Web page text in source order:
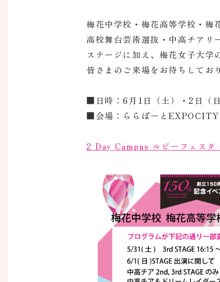
梅花中学校・梅花高等学校・梅
高校舞台芸術選抜・中高チアリ
ステージに加え、梅花女子大
皆さまのご来場をお待ちしてお
■日時：6月1日（土）・2日（
■会場：ららぽーと
2 Day Campus ルビーフェス